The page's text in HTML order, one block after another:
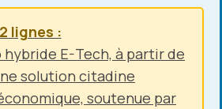
lignes :
hybride E-Tech, à partir de
solution citadine
soutenue par